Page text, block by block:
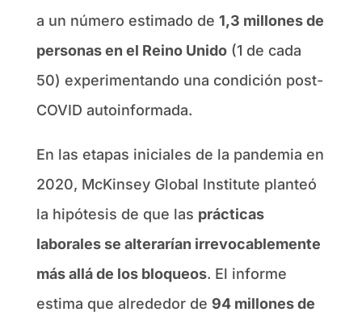
a un número estimado de 1,3 millones de
personas en el Reino Unido(1 de cada
50) experimentando una condición post-
COVID autoinformada.
En las etapas iniciales de la pandemia en
2020, McKinsey Global Institute planteó
la hipótesis de que las prácticas
laborales se alterarían irrevocablemente
más allá de los bloqueos. El informe
estima que alrededor de 94 millones de